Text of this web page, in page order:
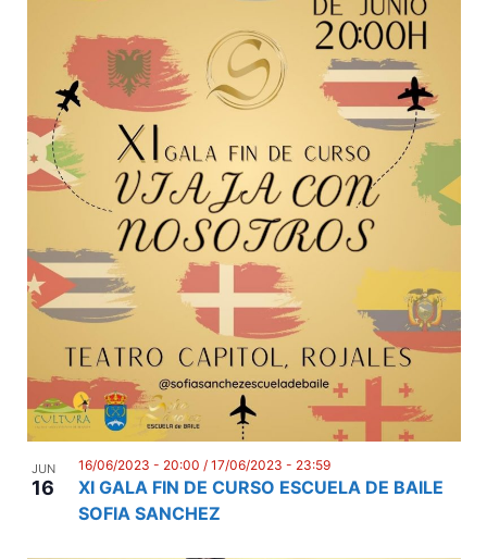
JUN
16
XI GALA FIN DE CURSO ESCUELA DE BAILE
SOFIA SANCHEZ
16/06/2023 - 20:00 / 17/06/2023 - 23:59